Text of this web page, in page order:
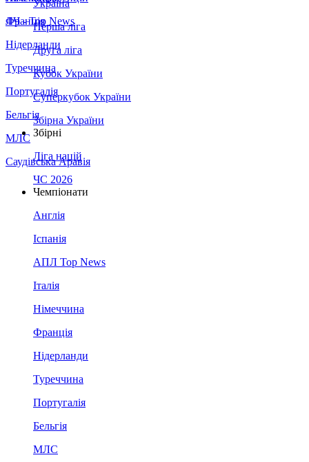
Франція
Нідерланди
Туреччина
Португалія
Бельгія
МЛС
Саудівська Аравія
ЛЧ - Top News
Україна
Перша ліга
Друга ліга
Кубок України
Суперкубок України
Збірна України
Збірні
Ліга націй
ЧС 2026
Чемпіонати
Англія
Іспанія
АПЛ Top News
Італія
Німеччина
Франція
Нідерланди
Туреччина
Португалія
Бельгія
МЛС